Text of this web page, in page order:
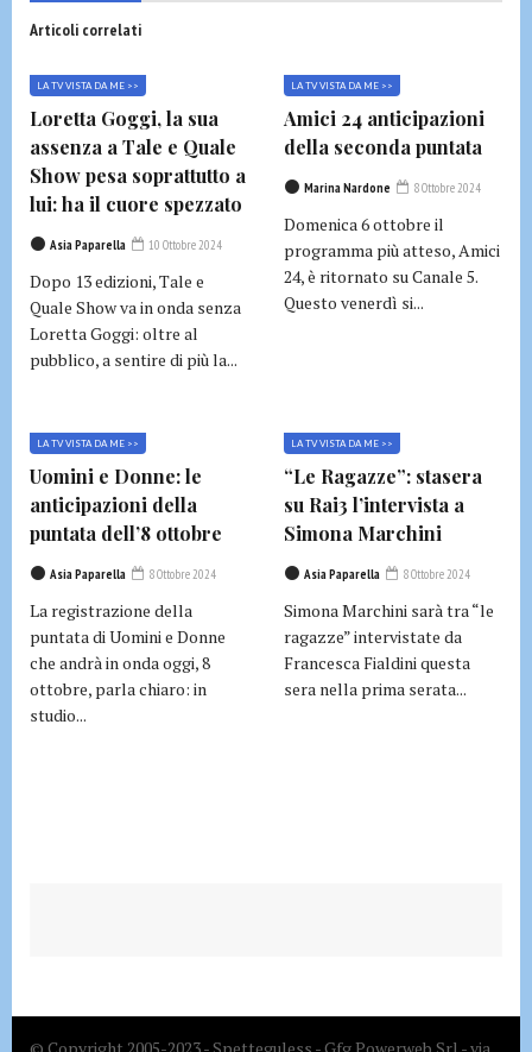
Articoli correlati
LA TV VISTA DA ME >>
Loretta Goggi, la sua
assenza a Tale e Quale
Show pesa soprattutto a
lui: ha il cuore spezzato
Asia Paparella 10 Ottobre 2024
Dopo 13 edizioni, Tale e
Quale Show va in onda senza
Loretta Goggi: oltre al
pubblico, a sentire di più la...
LA TV VISTA DA ME >>
Amici 24 anticipazioni
della seconda puntata
Marina Nardone 8 Ottobre 2024
Domenica 6 ottobre il
programma più atteso, Amici
24, è ritornato su Canale 5.
Questo venerdì si...
LA TV VISTA DA ME >>
Uomini e Donne: le
anticipazioni della
puntata dell’8 ottobre
Asia Paparella 8 Ottobre 2024
La registrazione della
puntata di Uomini e Donne
che andrà in onda oggi, 8
ottobre, parla chiaro: in
studio...
LA TV VISTA DA ME >>
“Le Ragazze”: stasera
su Rai3 l’intervista a
Simona Marchini
Asia Paparella 8 Ottobre 2024
Simona Marchini sarà tra “le
ragazze” intervistate da
Francesca Fialdini questa
sera nella prima serata...